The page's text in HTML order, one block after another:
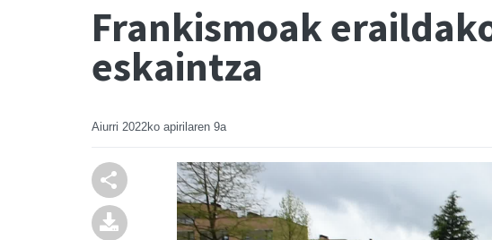
Frankismoak
eskaintza
Aiurri 2022ko apirilaren 9a